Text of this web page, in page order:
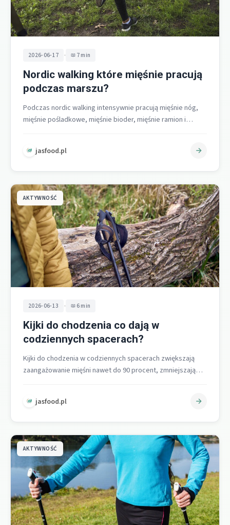
2026-06-17 • 7 min
Nordic walking które mięśnie pracują
podczas marszu?
Podczas nordic walking intensywnie pracują mięśnie nóg,
mięśnie pośladkowe, mięśnie bioder, mięśnie ramion i
jasfood.pl
AKTYWNOŚĆ
2026-06-13 • 6 min
Kijki do chodzenia co dają w
codziennych spacerach?
Kijki do chodzenia w codziennych spacerach zwiększają
zaangażowanie mięśni nawet do 90 procent, zmniejszają
jasfood.pl
AKTYWNOŚĆ